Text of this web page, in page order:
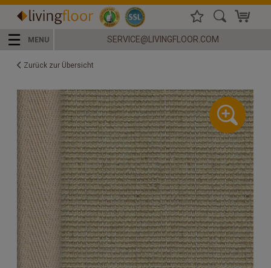
☰ MENU SERVICE@LIVINGFLOOR.COM
Zurück zur Übersicht